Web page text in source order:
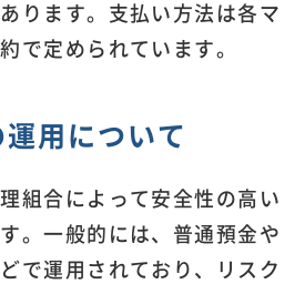
ります。支払い方法は各マ
で定められています。
用について
組合によって安全性の高い
。一般的には、普通預金や
で運用されており、リスク